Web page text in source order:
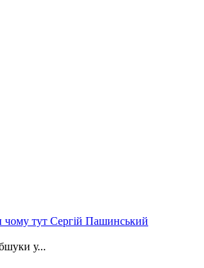
чому тут Сергій Пашинський
у...